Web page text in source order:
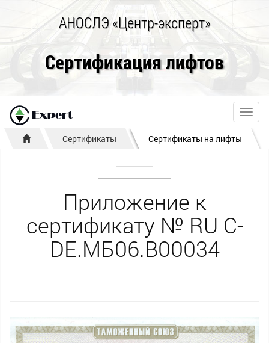
АНОСЛЭ «Центр-эксперт»
Сертификация лифтов
Сертификаты Сертификаты на лифты
Приложение к
сертификату № RU С-
DE.МБ06.В00034